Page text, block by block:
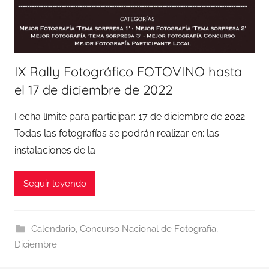
IX Rally Fotográfico FOTOVINO hasta
el 17 de diciembre de 2022
Fecha límite para participar: 17 de diciembre de 2022.
Todas las fotografías se podrán realizar en: las
instalaciones de la
Seguir leyendo
Calendario, Concurso Nacional de Fotografía,
Diciembre